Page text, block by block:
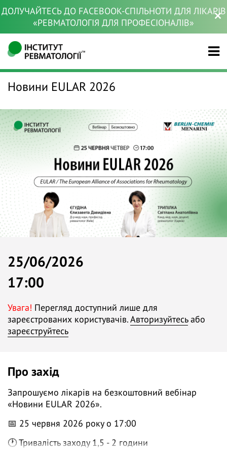
ДОЛУЧАЙТЕСЬ ДО FACEBOOK-СПІЛЬНОТИ ДЛЯ ЛІКАРІВ
«РЕВМАТОЛОГІЯ ДЛЯ ПРОФЕСІОНАЛІВ»
Новини EULAR 2026
25/06/2026
17:00
Увага! Перегляд доступний лише для
зареєстрованих користувачів.Авторизуйтесьабо
зареєструйтесь
Про захід
Запрошуємо лікарів на безкоштовний вебінар
«Новини EULAR 2026».
📅 25 червня 2026 року о 17:00
🕐 Тривалість заходу 1,5 - 2 години